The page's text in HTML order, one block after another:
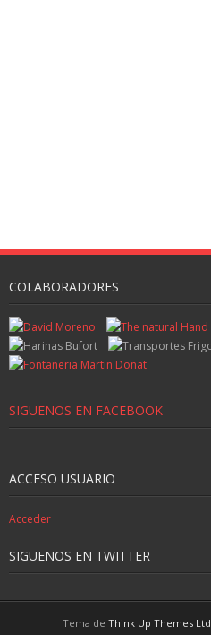
COLABORADORES
SIGUENOS EN FACEBOOK
ACCESO USUARIO
Acceder
SIGUENOS EN TWITTER
Tema de Think Up Themes Ltd